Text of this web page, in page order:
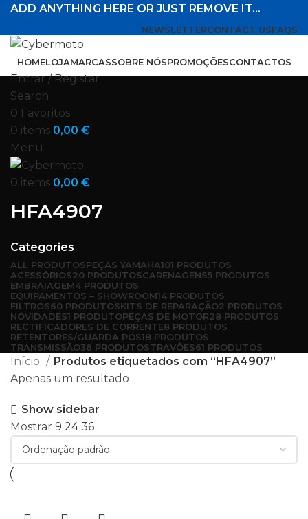
ADD ANYTHING HERE OR JUST REMOVE IT…
NEWSLETTERCONTACT USFAQS
HOMELOJAMARCASSOBRE NÓSPROMOÇÕESCONTACTOS
Entrar / Registar
Search
0 Favoritos
0 items 0,00 €
Menu
0 items 0,00 €
HFA4907
Categories
ALL PRODUTOSPEÇAS YAMAHA101 PRODUTOS
ACESSÓRIOS20 PRODUTOSCARENAGENS5 PRODUTOS
EMBRAIAGEM4 PRODUTOS
EQUIPAMENTOS – SHOWROOM14 PRODUTOS
FILTROS60 PRODUTOSKITS DE REPARAÇÃO2 PRODUTOS
NOVIDADES1 PRODUTOPEÇAS DE MOTOR28 PRODUTOS
RECTIFICADORES DE CORRENTE8 PRODUTOS
RETENTORES/GUARDA PÓS18 PRODUTOS
TRANSMISSÃO36 PRODUTOSTRAVÕES61 PRODUTOS
Início
Produtos etiquetados com “HFA4907”
Apenas um resultado
Show sidebar
Mostrar 9 2436